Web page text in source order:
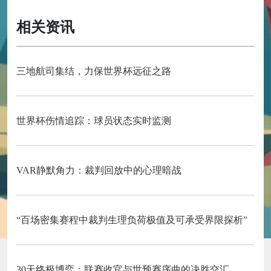
相关资讯
三地航司集结，力保世界杯远征之路
世界杯伤情追踪：球员状态实时监测
VAR静默角力：裁判回放中的心理暗战
“百场密集赛程中裁判生理负荷极值及可承受界限探析”